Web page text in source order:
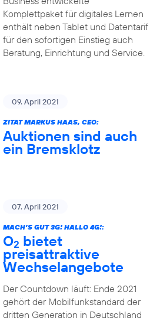
Komplettpaket für digitales Lernen
enthält neben Tablet und Datentarif
für den sofortigen Einstieg auch
Beratung, Einrichtung und Service.
09. April 2021
ZITAT MARKUS HAAS, CEO:
Auktionen sind auch
ein Bremsklotz
07. April 2021
MACH’S GUT 3G! HALLO 4G!:
O2 bietet
preisattraktive
Wechselangebote
Der Countdown läuft: Ende 2021
gehört der Mobilfunkstandard der
dritten Generation in Deutschland